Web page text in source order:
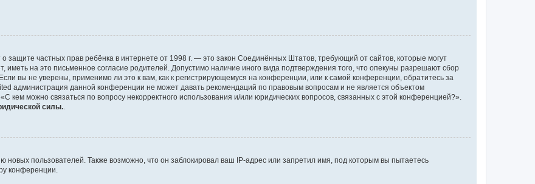
защите частных прав ребёнка в интернете от 1998 г. — это закон Соединённых Штатов, требующий от сайтов, которые могут
на это письменное согласие родителей. Допустимо наличие иного вида подтверждения того, что опекуны разрешают сбор
вы не уверены, применимо ли это к вам, как к регистрирующемуся на конференции, или к самой конференции, обратитесь за
администрация данной конференции не может давать рекомендаций по правовым вопросам и не является объектом
кем можно связаться по вопросу некорректного использования и/или юридических вопросов, связанных с этой конференцией?».
силы.
пользователей. Также возможно, что он заблокировал ваш IP-адрес или запретил имя, под которым вы пытаетесь
конференции.